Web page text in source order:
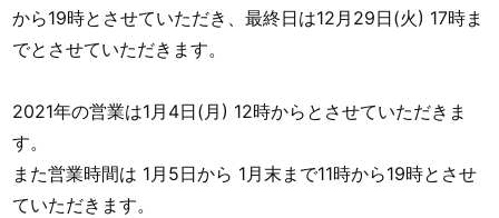
から19時とさせていただき、最終日は12月29日(火) 17時ま
でとさせていただきます。
2021年の営業は1月4日(月) 12時からとさせていただきま
す。
また営業時間は 1月5日から 1月末まで11時から19時とさせ
ていただきます。